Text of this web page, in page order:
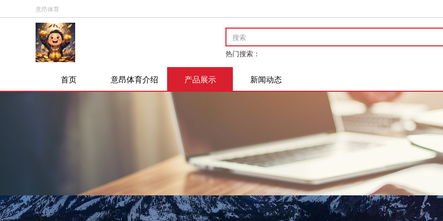
意昂体育
热门搜索：
首页 意昂体育介绍 产品展示 新闻动态